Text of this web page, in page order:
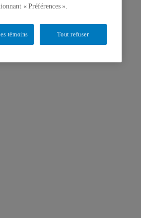
« Préférences ».
Tout refuser
témoins